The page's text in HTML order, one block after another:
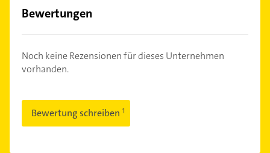
Bewertungen
Noch keine Rezensionen für dieses Unternehmen
vorhanden.
Bewertung schreiben